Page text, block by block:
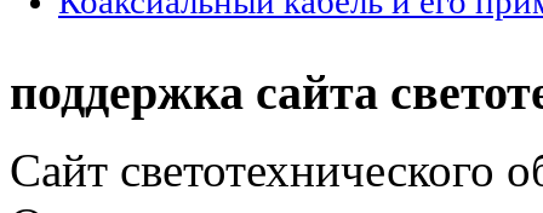
поддержка сайта
Сайт светотехнического